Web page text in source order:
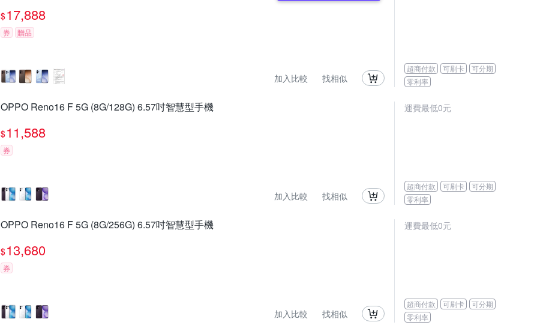
$17,888
券 贈品
加入比較 找相似
超商付款 可刷卡
可分期
零利率
OPPO Reno16 F 5G (8G/128G) 6.57吋智慧型手機
$11,588
券
加入比較 找相似
運費最低0元
超商付款 可刷卡
可分期
零利率
OPPO Reno16 F 5G (8G/256G) 6.57吋智慧型手機
$13,680
券
加入比較 找相似
運費最低0元
超商付款 可刷卡
可分期
零利率